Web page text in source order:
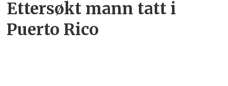
Ettersøkt mann tatt i
Puerto Rico